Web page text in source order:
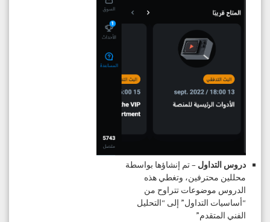
دروس التداول – تم إنشاؤها بواسطة
محللين محترفين، وتغطي هذه
الدروس موضوعات تتراوح من
“أساسيات التداول” إلى “التحليل
الفني المتقدم”